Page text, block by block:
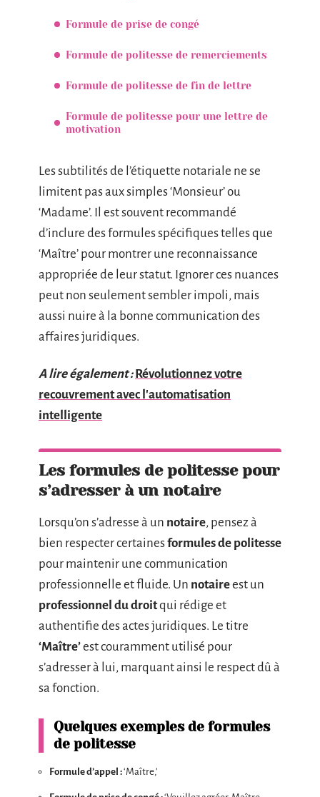
Formule de prise de congé
Formule de politesse de remerciements
Formule de politesse de fin de lettre
Formule de politesse pour une lettre de
motivation
Les subtilités de l’étiquette notariale ne se
limitent pas aux simples ‘Monsieur’ ou
‘Madame’. Il est souvent recommandé
d’inclure des formules spécifiques telles que
‘Maître’ pour montrer une reconnaissance
appropriée de leur statut. Ignorer ces nuances
peut non seulement sembler impoli, mais
aussi nuire à la bonne communication des
affaires juridiques.
A lire également : Révolutionnez votre
recouvrement avec l'automatisation
intelligente
Les formules de politesse pour
s’adresser à un notaire
Lorsqu’on s’adresse à un notaire, pensez à
bien respecter certainesformules de politesse
pour maintenir une communication
professionnelle et fluide. Un notaireest un
professionnel du droitqui rédige et
authentifie des actes juridiques. Le titre
‘Maître’est couramment utilisé pour
s’adresser à lui, marquant ainsi le respect dû à
sa fonction.
Quelques exemples de formules
de politesse
Formule d’appel :‘Maître,’